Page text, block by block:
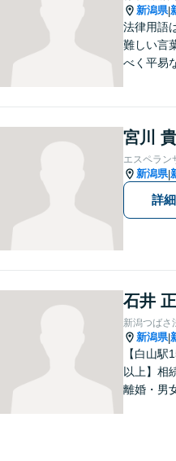
新潟県|
法律用語
難しい言
べく平易
す。 お困
ぜひご相
宮川
エスペラン
新潟県|
詳
石井
新潟つばさ
新潟県|
【白山
以上】相
離婚・男